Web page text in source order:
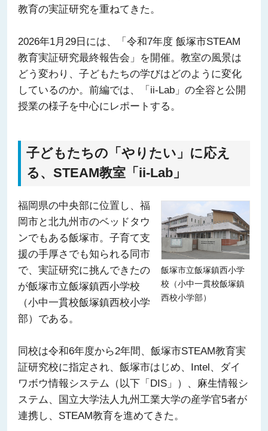
教育の実証研究を重ねてきた。
2026年1月29日には、「令和7年度 飯塚市STEAM
教育実証研究最終報告会」を開催。教室の風景は
どう変わり、子どもたちの学びはどのように変化
しているのか。前編では、「ii-Lab」の全容と公開
授業の様子を中心にレポートする。
子どもたちの「やりたい」に応え
る、STEAM教室「ii-Lab」
飯塚市立飯塚鎮西小学
校（小中一貫校飯塚鎮
西校小学部）
福岡県の中央部に位置し、福
岡市と北九州市のベッドタウ
ンでもある飯塚市。子育て支
援の手厚さでも知られる同市
で、実証研究に挑んできたの
が飯塚市立飯塚鎮西小学校
（小中一貫校飯塚鎮西校小学
部）である。
同校は令和6年度から2年間、飯塚市STEAM教育実
証研究校に指定され、飯塚市はじめ、Intel、ダイ
ワボウ情報システム（以下「DIS」）、麻生情報シ
ステム、国立大学法人九州工業大学の産学官5者が
連携し、STEAM教育を進めてきた。